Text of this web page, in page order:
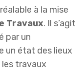
à la mise
Travaux. Il s’agit
par un
un état des lieux
les travaux